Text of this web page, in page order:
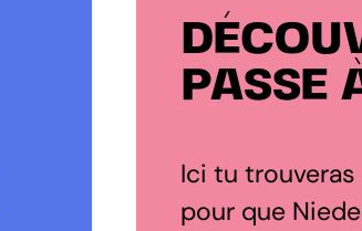
PASSE
Ici tu
pour que